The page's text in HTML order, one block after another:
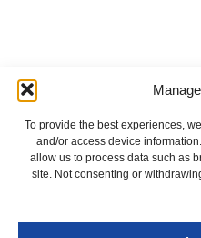
To provide the best experiences,
and/or access device
allow us to process data such as
site. Not consenting or